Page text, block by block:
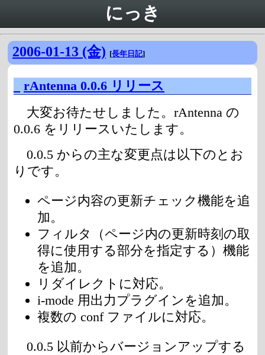
にっき
2006-01-13 (金) [長年日記]
rAntenna 0.0.6 リリース
大変お待たせしました。rAntenna の
0.0.6 をリリースいたします。
0.0.5 からの主な変更点は以下のとお
りです。
ページ内容の更新チェック機能を追
加。
フィルタ（ページ内の更新時刻の取
得に使用する部分を指定する）機能
を追加。
リダイレクトに対応。
i-mode 用出力プラグインを追加。
複数の conf ファイルに対応。
0.0.5 以前からバージョンアップする